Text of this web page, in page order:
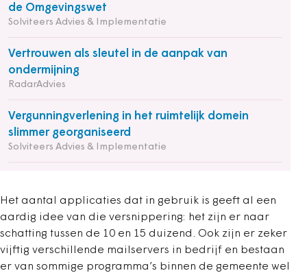
de Omgevingswet
Solviteers Advies & Implementatie
Vertrouwen als sleutel in de aanpak van
ondermijning
RadarAdvies
Vergunningverlening in het ruimtelijk domein
slimmer georganiseerd
Solviteers Advies & Implementatie
Het aantal applicaties dat in gebruik is geeft al een
aardig idee van die versnippering: het zijn er naar
schatting tussen de 10 en 15 duizend. Ook zijn er zeker
vijftig verschillende mailservers in bedrijf en bestaan
er van sommige programma’s binnen de gemeente wel